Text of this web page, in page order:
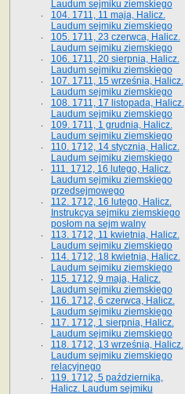
Laudum sejmiku ziemskiego
104. 1711, 11 maja, Halicz.
Laudum sejmiku ziemskiego
105. 1711, 23 czerwca, Halicz.
Laudum sejmiku ziemskiego
106. 1711, 20 sierpnia, Halicz.
Laudum sejmiku ziemskiego
107. 1711, 15 września, Halicz.
Laudum sejmiku ziemskiego
108. 1711, 17 listopada, Halicz.
Laudum sejmiku ziemskiego
109. 1711, 1 grudnia, Halicz.
Laudum sejmiku ziemskiego
110. 1712, 14 stycznia, Halicz.
Laudum sejmiku ziemskiego
111. 1712, 16 lutego, Halicz.
Laudum sejmiku ziemskiego
przedsejmowego
112. 1712, 16 lutego, Halicz.
Instrukcya sejmiku ziemskiego
posłom na sejm walny
113. 1712, 11 kwietnia, Halicz.
Laudum sejmiku ziemskiego
114. 1712, 18 kwietnia, Halicz.
Laudum sejmiku ziemskiego
115. 1712, 9 maja, Halicz.
Laudum sejmiku ziemskiego
116. 1712, 6 czerwca, Halicz.
Laudum sejmiku ziemskiego
117. 1712, 1 sierpnia, Halicz.
Laudum sejmiku ziemskiego
118. 1712, 13 września, Halicz.
Laudum sejmiku ziemskiego
relacyjnego
119. 1712, 5 października,
Halicz. Laudum sejmiku